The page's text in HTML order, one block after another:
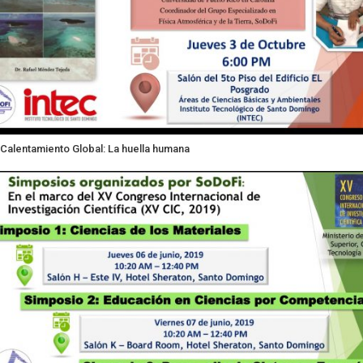
Calentamiento Global: La huella humana